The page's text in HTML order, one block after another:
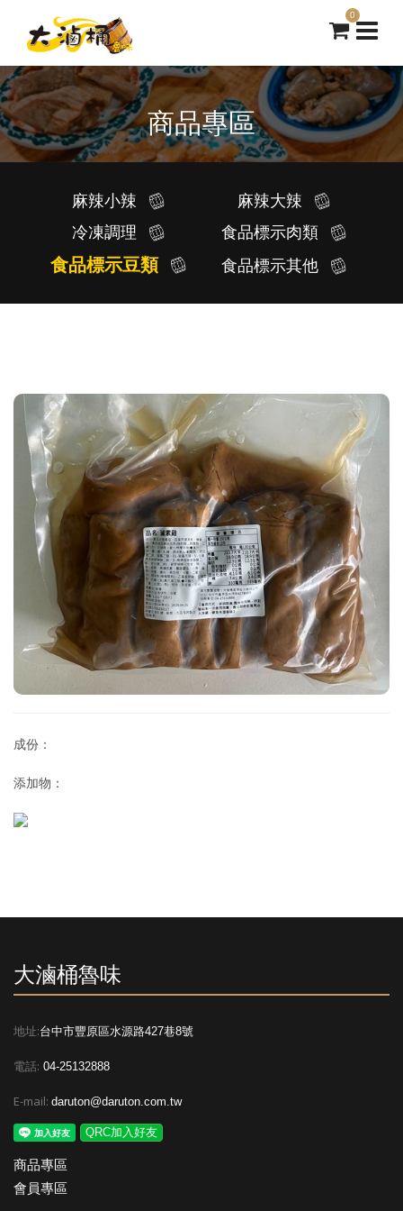
0
商品專區
麻辣小辣
麻辣大辣
冷凍調理
食品標示肉類
食品標示豆類 食品標示其他
成份：
添加物：
大滷桶魯味
地址:台中市豐原區水源路427巷8號
電話: 04-25132888
E-mail: daruton@daruton.com.tw
QRC加入好友
商品專區
會員專區